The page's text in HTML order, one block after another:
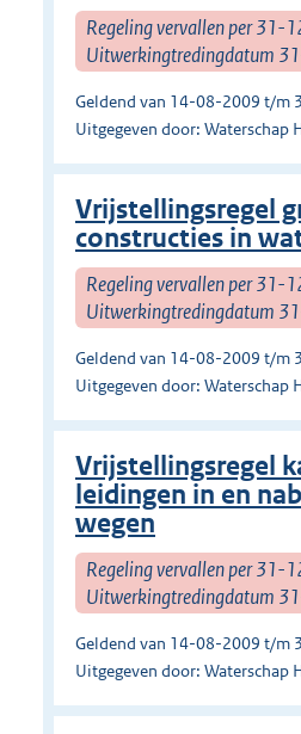
Regeling vervallen per 31-
Uitwerkingtredingdatum
Geldend van 14-08-2009 t/m
Uitgegeven door: Waterschap
Vrijstellingsregel
constructies in
Regeling vervallen per 31-
Uitwerkingtredingdatum
Geldend van 14-08-2009 t/m
Uitgegeven door: Waterschap
Vrijstellingsregel
leidingen in en
wegen
Regeling vervallen per 31-
Uitwerkingtredingdatum
Geldend van 14-08-2009 t/m
Uitgegeven door: Waterschap